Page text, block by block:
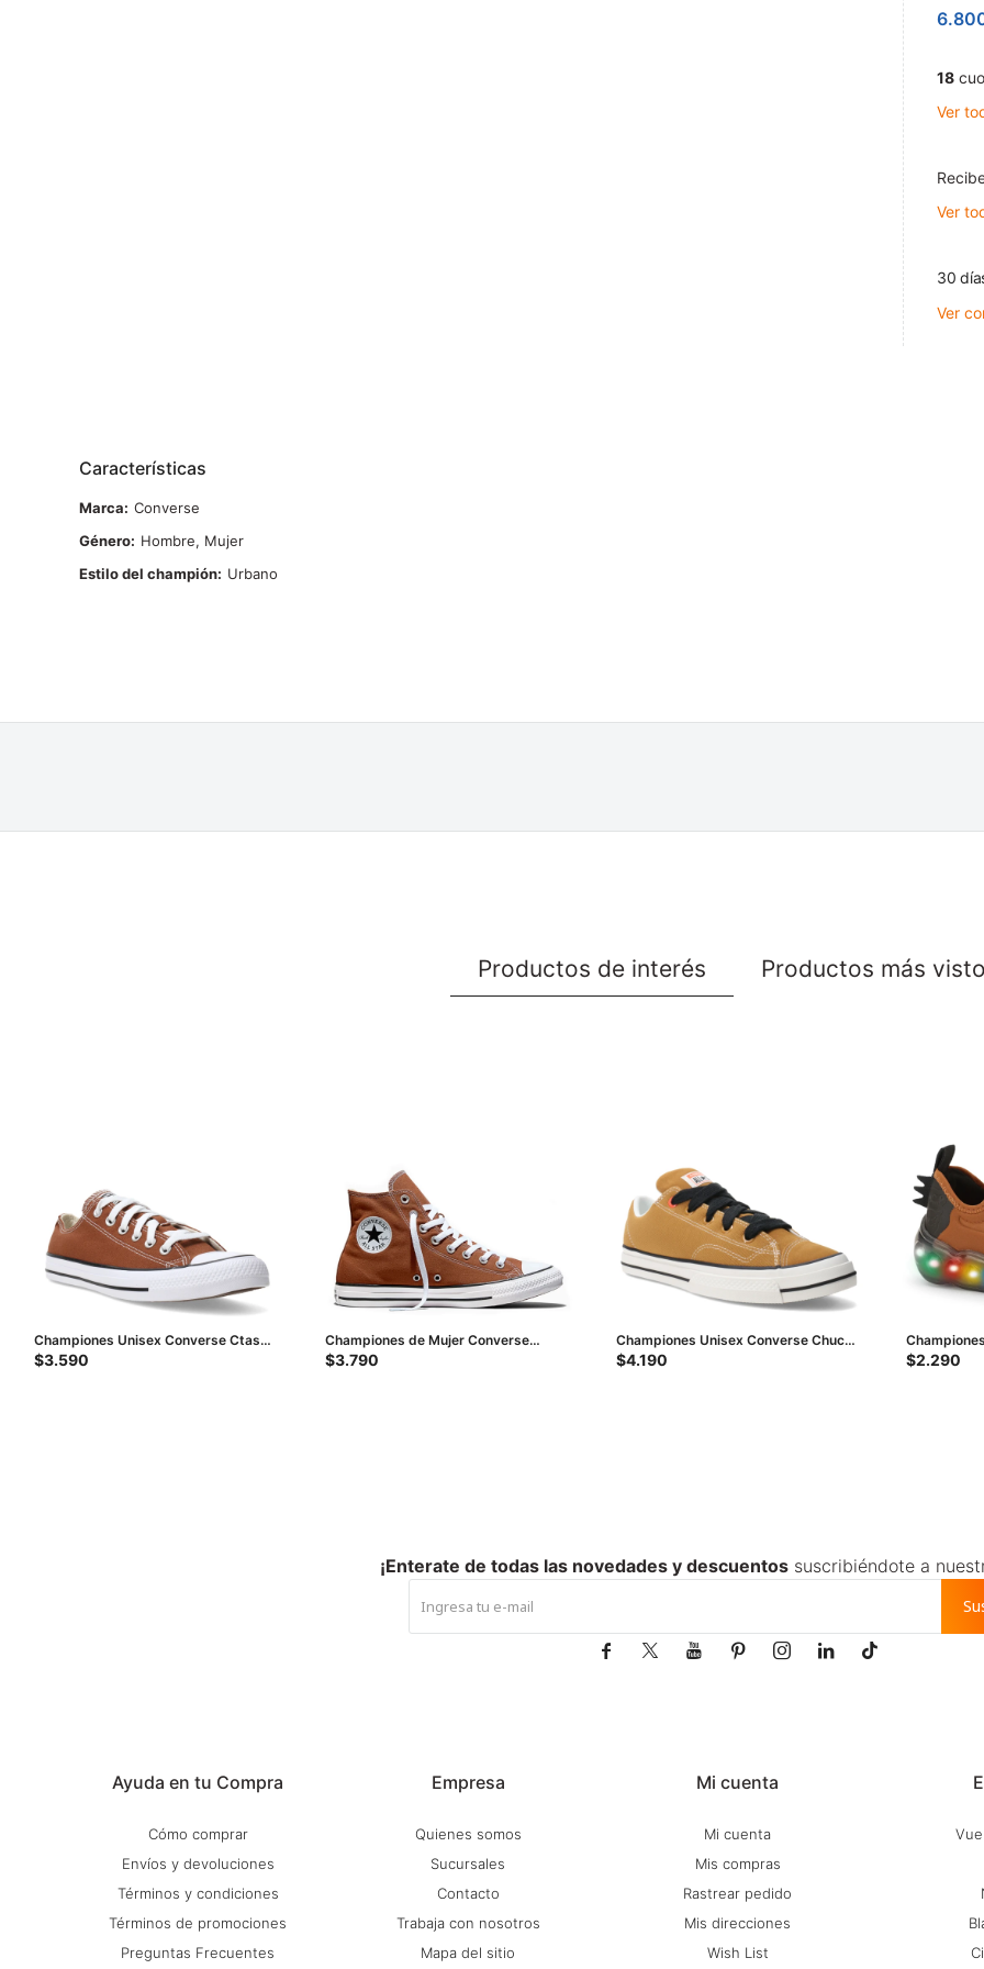
18
Ver
Ver
30
Ver
Características
Marca
Converse
Género
Hombre, Mujer
Estilo del champión
Urbano
Productos de interés Productos más
Championes Unisex Converse Ctas
Ox Chuck Taylor All Star - Marrón -
$3.590
Championes de Mujer Converse
Chuck Taylor All Star Canvas - Marrón
$3.790
Championes Unisex Converse Chuck
Taylor Puff - Marrón - Amarillo
$4.190 $2.290
Ayuda en tu Compra
Cómo comprar
Envíos y devoluciones
Términos y condiciones
Términos de promociones
Preguntas Frecuentes
Empresa
Quienes somos
Sucursales
Contacto
Trabaja con nosotros
Mapa del sitio
Mi cuenta
Mi cuenta
Mis compras
Rastrear pedido
Mis direcciones
Wish List
¡Enterate de todas las novedades y descuentossuscribiéndote a
      